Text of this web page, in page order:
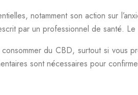
notamment son action sur
par un professionnel de santé.
du CBD, surtout si vous
sont nécessaires pour